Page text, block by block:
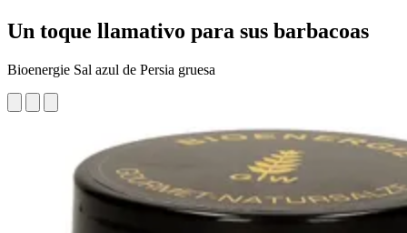
Un toque llamativo para sus barbacoas
Bioenergie Sal azul de Persia gruesa